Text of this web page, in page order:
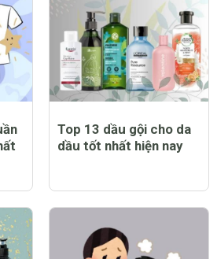
Top 13 dầu gội cho da
dầu tốt nhất hiện nay